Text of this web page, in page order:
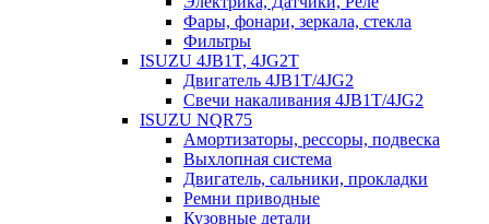
Фары, фонари, зеркала, стекла
Фильтры
ISUZU 4JB1T, 4JG2T
Двигатель 4JB1T/4JG2
Свечи накаливания 4JB1T/4JG2
ISUZU NQR75
Амортизаторы, рессоры, подвеска
Выхлопная система
Двигатель, сальники, прокладки
Ремни приводные
Кузовные детали